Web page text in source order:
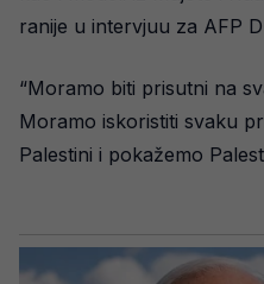
ranije u intervjuu za AFP
“Moramo biti prisutni na
Moramo iskoristiti svaku
Palestini i pokažemo